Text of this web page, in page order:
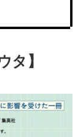
タ】